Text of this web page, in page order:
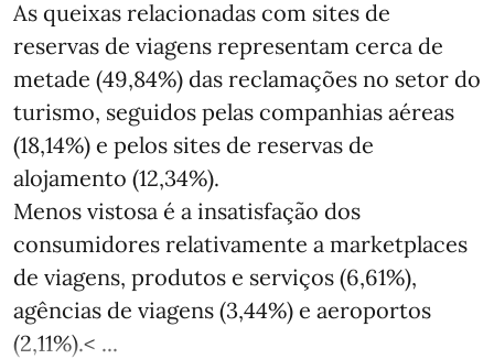
As queixas relacionadas com sites de
reservas de viagens representam cerca de
metade (49,84%) das reclamações no setor do
turismo, seguidos pelas companhias aéreas
(18,14%) e pelos sites de reservas de
alojamento (12,34%).
Menos vistosa é a insatisfação dos
consumidores relativamente a marketplaces
de viagens, produtos e serviços (6,61%),
agências de viagens (3,44%) e aeroportos
(2,11%).< ...